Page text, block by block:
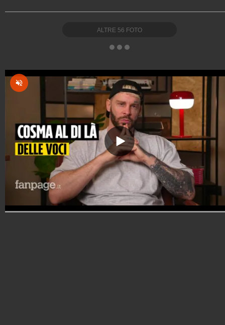
ALTRE 56 FOTO